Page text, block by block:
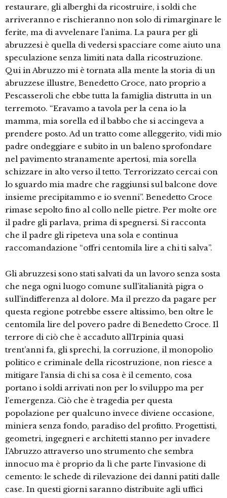
restaurare, gli alberghi da ricostruire, i soldi che
arriveranno e rischieranno non solo di rimarginare le
ferite, ma di avvelenare l’anima. La paura per gli
abruzzesi è quella di vedersi spacciare come aiuto una
speculazione senza limiti nata dalla ricostruzione.
Qui in Abruzzo mi è tornata alla mente la storia di un
abruzzese illustre, Benedetto Croce, nato proprio a
Pescasseroli che ebbe tutta la famiglia distrutta in un
terremoto. “Eravamo a tavola per la cena io la
mamma, mia sorella ed il babbo che si accingeva a
prendere posto. Ad un tratto come alleggerito, vidi mio
padre ondeggiare e subito in un baleno sprofondare
nel pavimento stranamente apertosi, mia sorella
schizzare in alto verso il tetto. Terrorizzato cercai con
lo sguardo mia madre che raggiunsi sul balcone dove
insieme precipitammo e io svenni”. Benedetto Croce
rimase sepolto fino al collo nelle pietre. Per molte ore
il padre gli parlava, prima di spegnersi. Si racconta
che il padre gli ripeteva una sola e continua
raccomandazione “offri centomila lire a chi ti salva”.
Gli abruzzesi sono stati salvati da un lavoro senza sosta
che nega ogni luogo comune sull’italianità pigra o
sull’indifferenza al dolore. Ma il prezzo da pagare per
questa regione potrebbe essere altissimo, ben oltre le
centomila lire del povero padre di Benedetto Croce. Il
terrore di ciò che è accaduto all’Irpinia quasi
trent’anni fa, gli sprechi, la corruzione, il monopolio
politico e criminale della ricostruzione, non riesce a
mitigare l’ansia di chi sa cosa è il cemento, cosa
portano i soldi arrivati non per lo sviluppo ma per
l’emergenza. Ciò che è tragedia per questa
popolazione per qualcuno invece diviene occasione,
miniera senza fondo, paradiso del profitto. Progettisti,
geometri, ingegneri e architetti stanno per invadere
l’Abruzzo attraverso uno strumento che sembra
innocuo ma è proprio da lì che parte l’invasione di
cemento: le schede di rilevazione dei danni patiti dalle
case. In questi giorni saranno distribuite agli uffici